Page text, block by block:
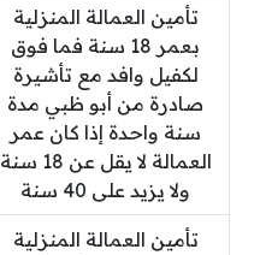
تأمين العمالة المنزلية
بعمر 18 سنة فما فوق
لكفيل وافد مع تأشيرة
صادرة من أبو ظبي مدة
سنة واحدة إذا كان عمر
العمالة لا يقل عن 18 سنة
ولا يزيد على 40 سنة
تأمين العمالة المنزلية